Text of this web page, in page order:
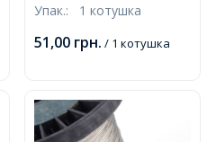
Індійський Червоний,
котушка,
Упак.: 1 котушка
51,00 грн. / 1 котушка